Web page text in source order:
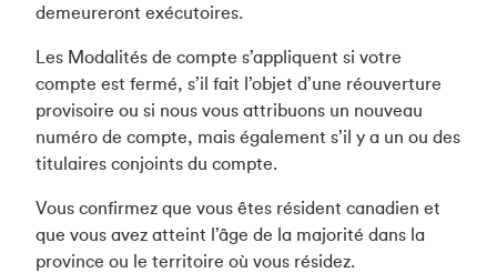
demeureront exécutoires.
Les Modalités de compte s’appliquent si votre
compte est fermé, s’il fait l’objet d’une réouverture
provisoire ou si nous vous attribuons un nouveau
numéro de compte, mais également s’il y a un ou des
titulaires conjoints du compte.
Vous confirmez que vous êtes résident canadien et
que vous avez atteint l’âge de la majorité dans la
province ou le territoire où vous résidez.